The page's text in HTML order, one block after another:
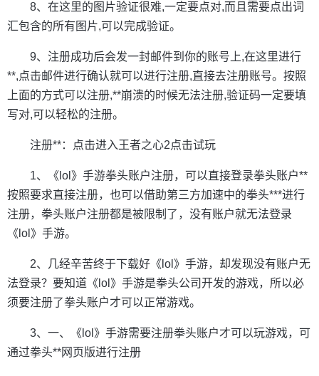
8、在这里的图片验证很难,一定要点对,而且需要点出词
汇包含的所有图片,可以完成验证。
9、注册成功后会发一封邮件到你的账号上,在这里进行
**,点击邮件进行确认就可以进行注册,直接去注册账号。按照
上面的方式可以注册,**崩溃的时候无法注册,验证码一定要填
写对,可以轻松的注册。
注册**：点击进入王者之心2点击试玩
1、《lol》手游拳头账户注册，可以直接登录拳头账户**
按照要求直接注册，也可以借助第三方加速中的拳头***进行
注册，拳头账户注册都是被限制了，没有账户就无法登录
《lol》手游。
2、几经辛苦终于下载好《lol》手游，却发现没有账户无
法登录？要知道《lol》手游是拳头公司开发的游戏，所以必
须要注册了拳头账户才可以正常游戏。
3、一、《lol》手游需要注册拳头账户才可以玩游戏，可
通过拳头**网页版进行注册